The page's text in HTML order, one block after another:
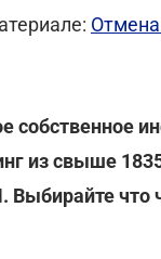
собственное
из свыше
Выбирайте что